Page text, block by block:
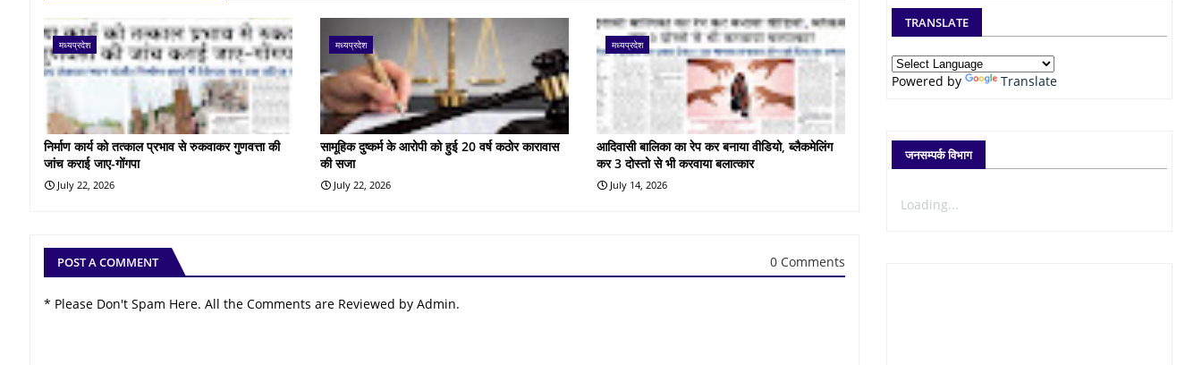
मध्यप्रदेश
निर्माण कार्य को तत्काल प्रभाव से रुकवाकर गुणवत्ता की
जांच कराई जाए-गोंगपा
July 22, 2026
मध्यप्रदेश
सामूहिक दुष्कर्म के आरोपी को हुई 20 वर्ष कठोर कारावास
की सजा
July 22, 2026
मध्यप्रदेश
आदिवासी बालिका का रेप कर बनाया वीडियो, ब्लैकमेलिंग
कर 3 दोस्तो से भी करवाया बलात्कार
July 14, 2026
POST A COMMENT 0 Comments
* Please Don't Spam Here. All the Comments are Reviewed by Admin.
TRANSLATE
Powered by Translate
जनसम्पर्क विभाग
Loading...